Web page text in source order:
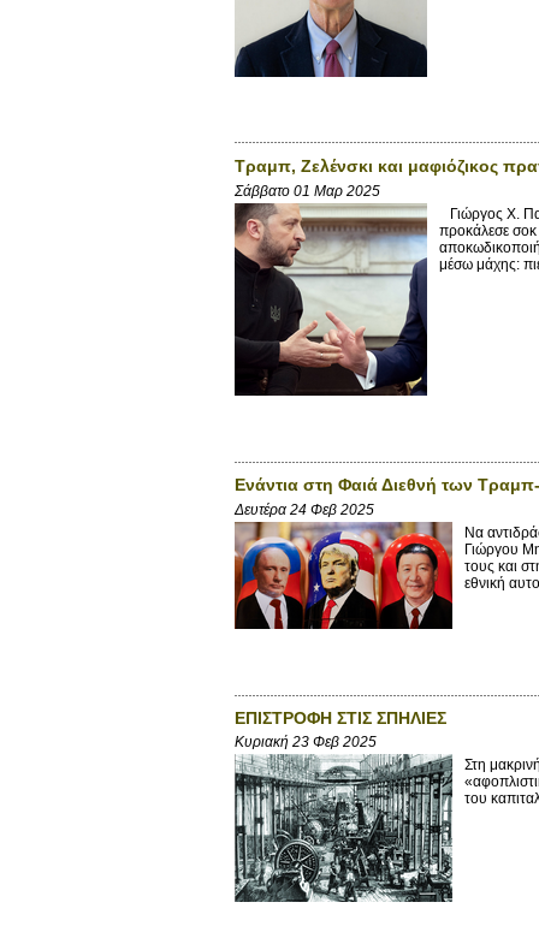
Τραμπ, Ζελένσκι και μαφιόζικος
Σάββατο 01 Μαρ 2025
Γιώργος X.
προκάλεσε
μέσω μάχης:
Ενάντια στη Φαιά Διεθνή των
Δευτέρα 24 Φεβ 2025
Να
Γιώργου
τους και
εθνική
ΕΠΙΣΤΡΟΦΗ ΣΤΙΣ ΣΠΗΛΙΕΣ
Κυριακή 23 Φεβ 2025
Στη
του